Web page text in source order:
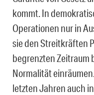
kommt. In
Operationen nur in
sie den Streitkräften
begrenzten Zeitraum
Normalität
letzten Jahren auch